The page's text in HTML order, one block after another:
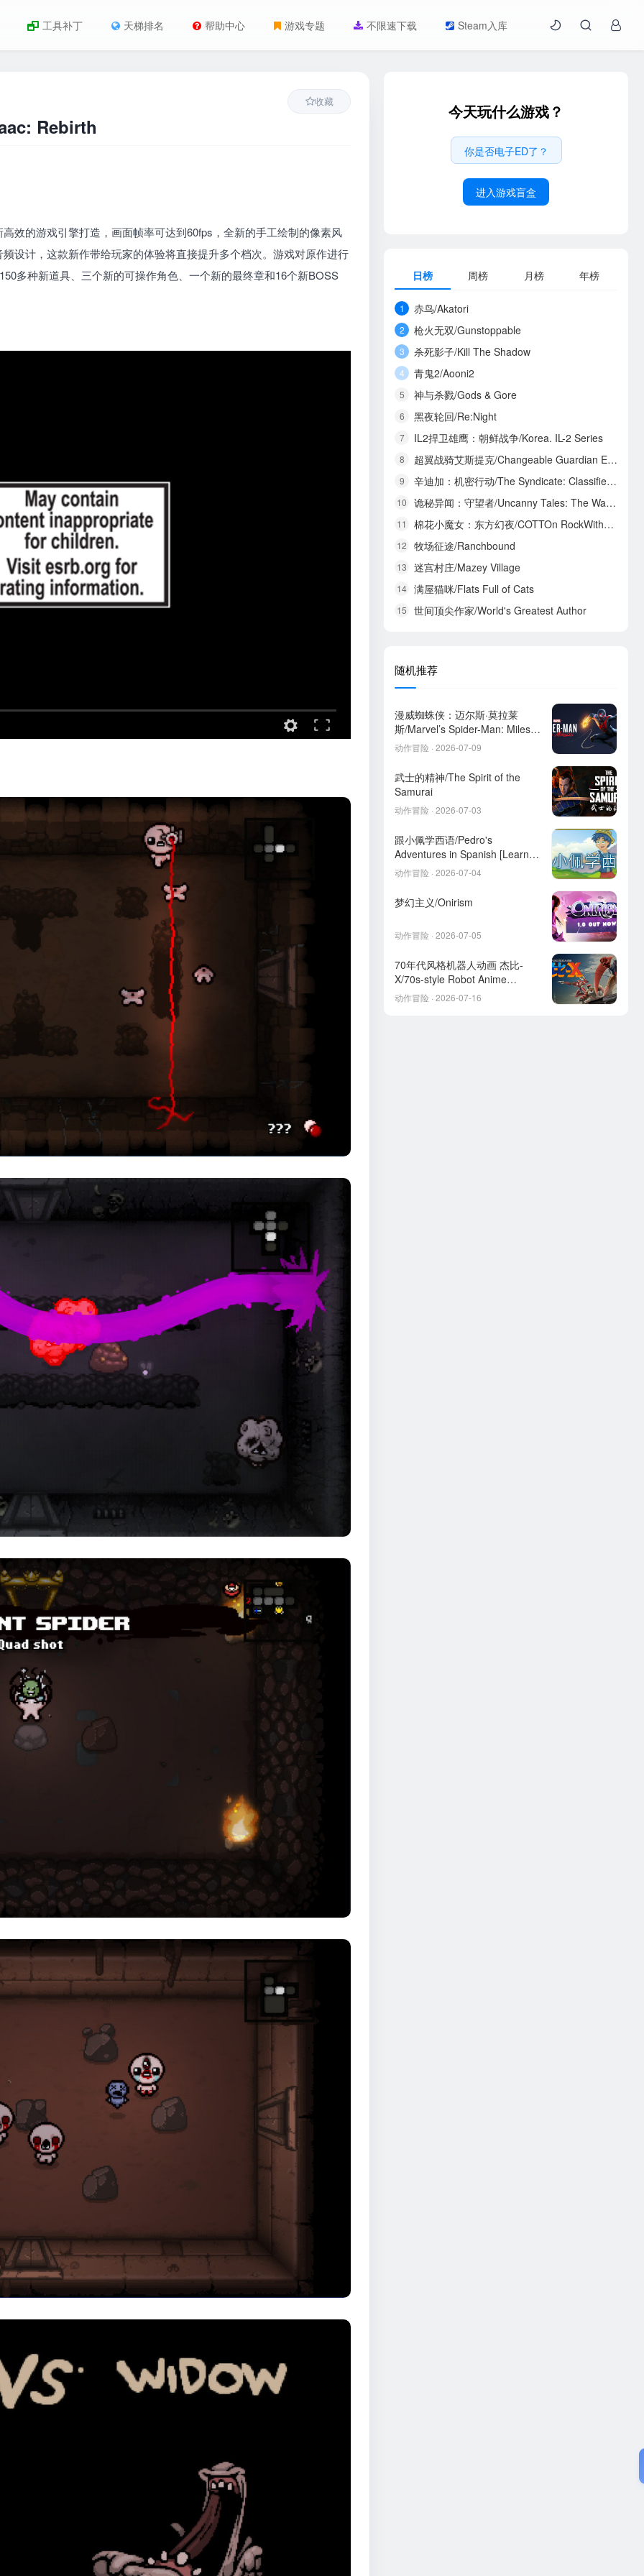
工具补丁 天梯排名 帮助中心 游戏专题 不限速下载 Steam入库
Rebirth
收藏
效的游戏引擎打造，画面帧率可达到60fps，全新的手工绘制的像素风
设计，这款新作带给玩家的体验将直接提升多个档次。游戏对原作进行
多种新道具、三个新的可操作角色、一个新的最终章和16个新BOSS
今天玩什么游戏？
你是否电子ED了？
进入游戏盲盒
日榜 周榜 月榜 年榜
1 赤鸟/Akatori
2 枪火无双/Gunstoppable
3 杀死影子/Kill The Shadow
4 青鬼2/Aooni2
5 神与杀戮/Gods & Gore
6 黑夜轮回/Re:Night
7 IL2捍卫雄鹰：朝鲜战争/Korea. IL-2 Series
8 超翼战骑艾斯提克/Changeable Guardian ESTIQUE
9 辛迪加：机密行动/The Syndicate: Classified Operations
10 诡秘异闻：守望者/Uncanny Tales: The Watcher
11 棉花小魔女：东方幻夜/COTTOn RockWithYou -ORIENTAL NIGHT DREAMS-
12 牧场征途/Ranchbound
13 迷宫村庄/Mazey Village
14 满屋猫咪/Flats Full of Cats
15 世间顶尖作家/World's Greatest Author
随机推荐
漫威蜘蛛侠：迈尔斯·莫拉莱
斯/Marvel’s Spider-Man: Miles
Morales
动作冒险 · 2026-07-09
武士的精神/The Spirit of the
Samurai
动作冒险 · 2026-07-03
跟小佩学西语/Pedro's
Adventures in Spanish [Learn
Spanish]
动作冒险 · 2026-07-04
梦幻主义/Onirism
动作冒险 · 2026-07-05
70年代风格机器人动画 杰比-
X/70s-style Robot Anime
Geppy-X
动作冒险 · 2026-07-16